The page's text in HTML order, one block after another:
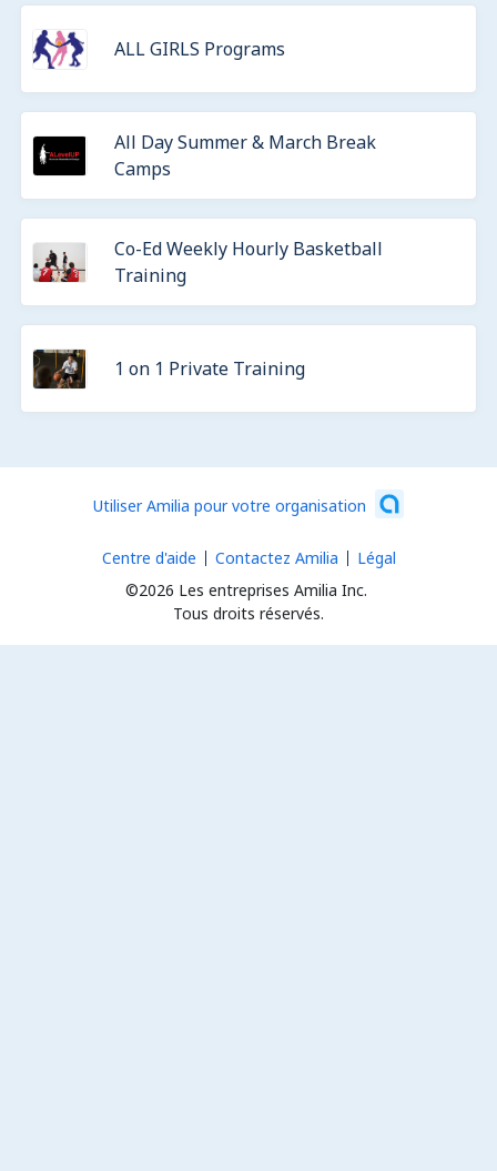
ALL GIRLS Programs
All Day Summer & March Break
Camps
Co-Ed Weekly Hourly Basketball
Training
1 on 1 Private Training
Utiliser Amilia pour votre organisation
©2026 Les entreprises Amilia Inc.
Tous droits réservés.
Centre d'aide Contactez Amilia Légal